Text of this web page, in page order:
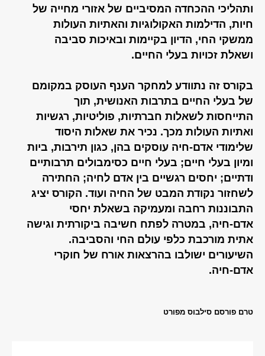
ותהליכי ההכחדה המסיביים של אזורי מחייה של
חיות, הדילמות האקולוגיות והאתיות העולות
ממשקי החי, הדיון בקיימות ובאיכות סביבה
ושאלת זכויות בעלי החיים.
בקורס זה נתוודע למחקר הענף העוסק במקומם
של בעלי החיים בתרבות האנושית, תוך
התייחסות לשאלות חברתיות, פוליטיות, רגשיות
ואתיות העולות מכך. נכיר את שאלות היסוד
שלימודי אדם-חיה עוסקים בהן, כגון תירבות, ביות
ומיון בעלי חיים; בעלי חיים כסימבולים תרבותיים
ודתיים; יחסים רגשיים בין אדם לחיה; החתירה
לשחזור נקודת המבט של החיה ועוד. הקורס יציג
התבוננות רחבה ומעמיקה בשאלת יחסי
אדם-חיה, במטרה לפתח חשיבה ביקורתית וגישה
אתית מורכבת כלפי עולם החי והסביבה.
השיעורים ישולבו בהרצאות אורח של חוקרי
אדם-חיה.
טרם פורסם סילבוס מפורט